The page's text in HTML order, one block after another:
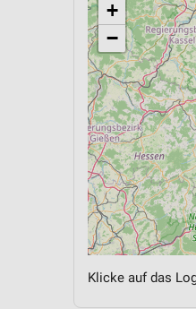
+
−
Klicke auf das